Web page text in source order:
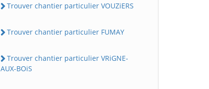
Trouver chantier particulier VOUZiERS
Trouver chantier particulier FUMAY
Trouver chantier particulier VRiGNE-
AUX-BOiS